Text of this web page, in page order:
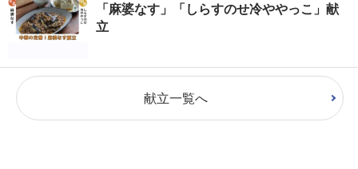
「麻婆なす」「しらすのせ冷ややっこ」献
立
献立一覧へ